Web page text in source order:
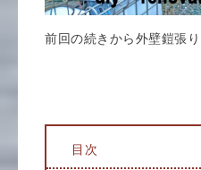
前回の続きから外壁鎧張
目次